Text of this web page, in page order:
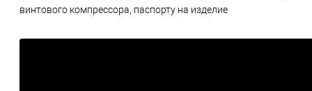
винтового компрессора, паспорту на изделие